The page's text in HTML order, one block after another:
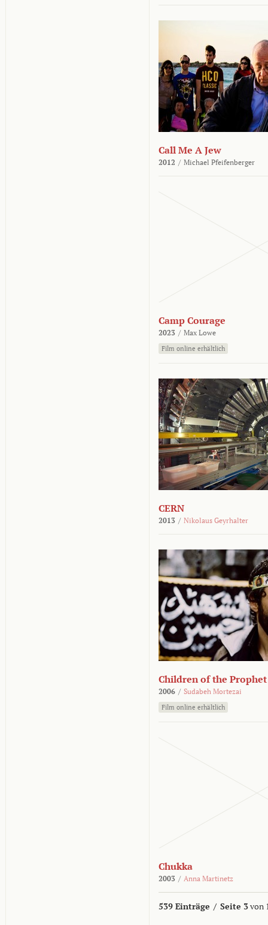
Call Me A Jew
2012 / Michael Pfeifenberger
Camp Courage
2023 / Max Lowe
Film online erhältlich
CERN
2013 / Nikolaus Geyrhalter
Children of the Prophet
2006 / Sudabeh Mortezai
Film online erhältlich
Chukka
2003 / Anna Martinetz
539 Einträge / Seite 3von